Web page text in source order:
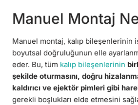
Manuel Montaj
Manuel montaj, kalıp bileşenlerinin
boyutsal doğruluğunun elle
eder. Bu, tüm kalıp bileşenlerinin
şekilde oturmasını, doğru
kaldırıcı ve ejektör pimleri gibi
gerekli boşlukları elde etmesini